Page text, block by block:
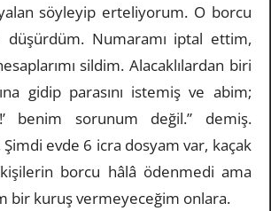
söyleyip erteliyorum. O borcu
düşürdüm. Numaramı iptal ettim,
sildim. Alacaklılardan biri
gidip parasını istemiş ve abim;
benim sorunum değil.” demiş.
evde 6 icra dosyam var, kaçak
borcu hâlâ ödenmedi ama
bir kuruş vermeyeceğim onlara.